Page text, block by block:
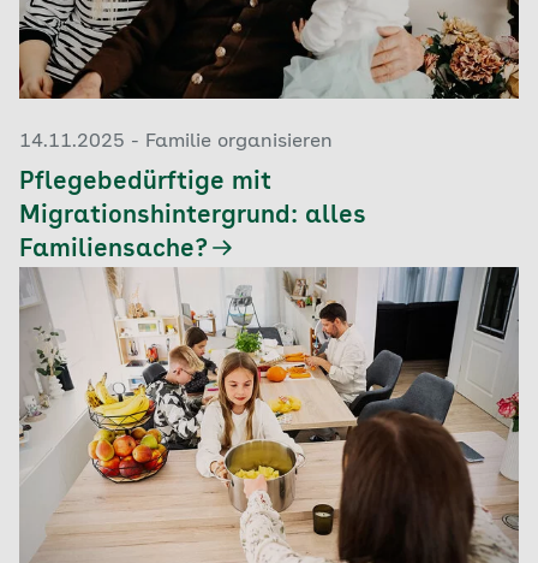
14.11.2025 - Familie organisieren
Pflegebedürftige mit
Migrationshintergrund: alles
Familiensache?